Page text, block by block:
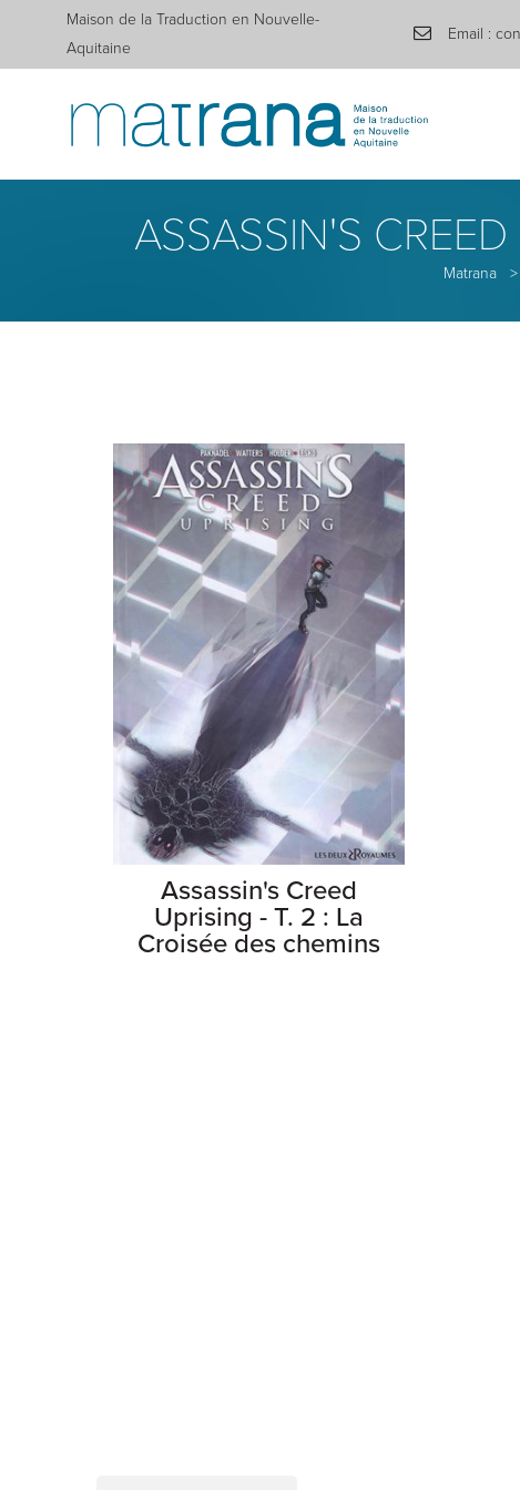
Maison de la Traduction en Nouvelle-
Aquitaine
Email :
ASSASSIN'S
Matrana
Assassin's Creed
Uprising - T. 2 : La
Croisée des chemins